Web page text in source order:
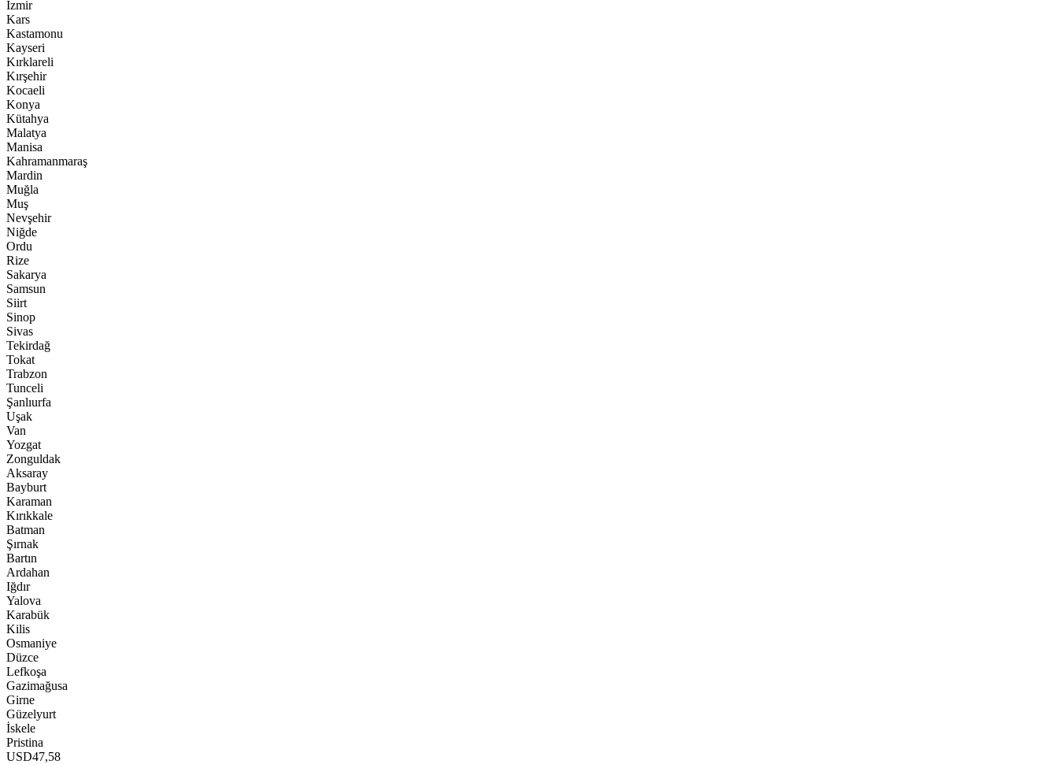
İzmir
Kars
Kastamonu
Kayseri
Kırklareli
Kırşehir
Kocaeli
Konya
Kütahya
Malatya
Manisa
Kahramanmaraş
Mardin
Muğla
Muş
Nevşehir
Niğde
Ordu
Rize
Sakarya
Samsun
Siirt
Sinop
Sivas
Tekirdağ
Tokat
Trabzon
Tunceli
Şanlıurfa
Uşak
Van
Yozgat
Zonguldak
Aksaray
Bayburt
Karaman
Kırıkkale
Batman
Şırnak
Bartın
Ardahan
Iğdır
Yalova
Karabük
Kilis
Osmaniye
Düzce
Lefkoşa
Gazimağusa
Girne
Güzelyurt
İskele
Pristina
USD47,58